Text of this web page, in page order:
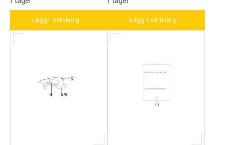
Lägg i varukorg Lägg i varukorg